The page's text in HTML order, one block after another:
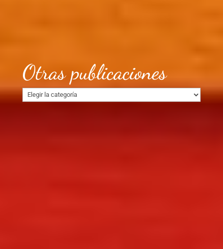
Otras publicaciones
Otras
publicaciones